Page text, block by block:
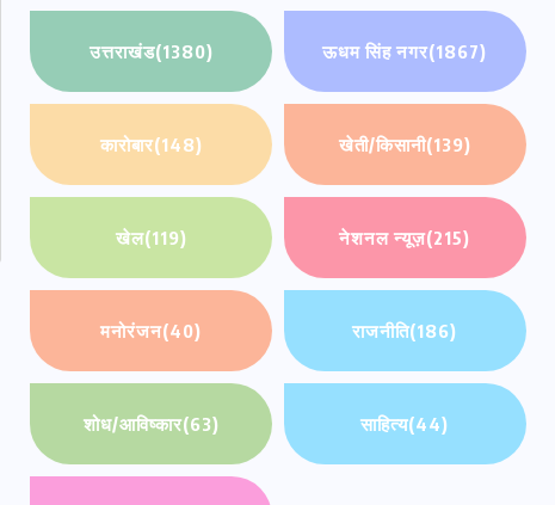
उत्तराखंड(1380) ऊधम सिंह नगर(1867)
कारोबार(148) खेती/किसानी(139)
खेल(119) नेशनल न्यूज़(215)
मनोरंजन(40) राजनीति(186)
शोध/आविष्कार(63) साहित्य(44)